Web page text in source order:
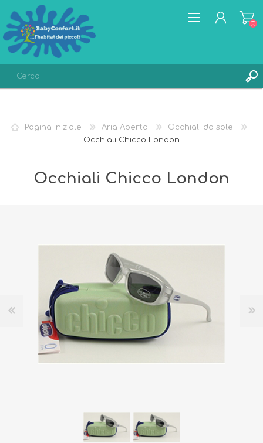
LISTA DEI DESIDERI
(0)
Pagina iniziale Aria Aperta
Occhiali da sole
Occhiali Chicco London
Occhiali Chicco London